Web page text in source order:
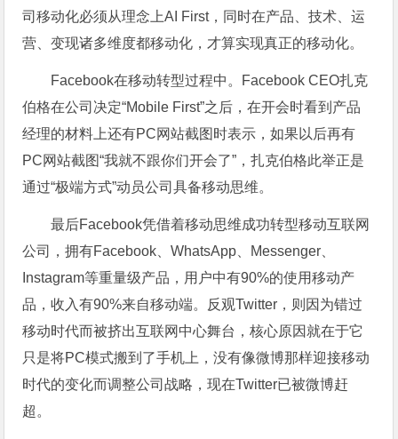
司移动化必须从理念上AI First，同时在产品、技术、运
营、变现诸多维度都移动化，才算实现真正的移动化。
Facebook在移动转型过程中。Facebook CEO扎克
伯格在公司决定“Mobile First”之后，在开会时看到产品
经理的材料上还有PC网站截图时表示，如果以后再有
PC网站截图“我就不跟你们开会了”，扎克伯格此举正是
通过“极端方式”动员公司具备移动思维。
最后Facebook凭借着移动思维成功转型移动互联网
公司，拥有Facebook、WhatsApp、Messenger、
Instagram等重量级产品，用户中有90%的使用移动产
品，收入有90%来自移动端。反观Twitter，则因为错过
移动时代而被挤出互联网中心舞台，核心原因就在于它
只是将PC模式搬到了手机上，没有像微博那样迎接移动
时代的变化而调整公司战略，现在Twitter已被微博赶
超。